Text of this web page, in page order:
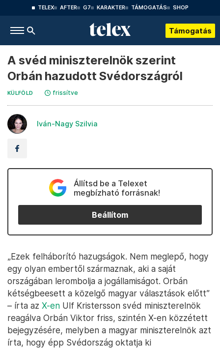
TELEX AFTER G7 KARAKTER TÁMOGATÁS SHOP
Támogatás
A svéd miniszterelnök szerint
Orbán hazudott Svédországról
KÜLFÖLD frissítve
Iván-Nagy Szilvia
Állítsd be a Telexet
megbízható forrásnak!
Beállítom
„Ezek felháborító hazugságok. Nem meglepő, hogy
egy olyan embertől származnak, aki a saját
országában lerombolja a jogállamiságot. Orbán
kétségbeesett a közelgő magyar választások előtt”
– írta az X-en Ulf Kristersson svéd miniszterelnök
reagálva Orbán Viktor friss, szintén X-en közzétett
bejegyzésére, melyben a magyar miniszterelnök azt
írta, hogy épp Svédország oktatja ki